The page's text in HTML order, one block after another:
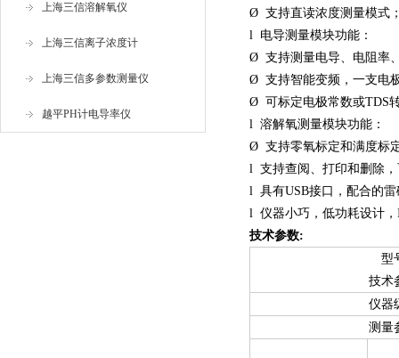
上海三信溶解氧仪
上海三信离子浓度计
上海三信多参数测量仪
越平PH计电导率仪
Ø 支持直读浓度测量模式
l 电导测量模块功能：
Ø 支持测量电导、电阻率
Ø 支持智能变频，一支电
Ø 可标定电极常数或TDS
l 溶解氧测量模块功能：
Ø 支持零氧标定和满度标
l 支持查阅、打印和删除
l 具有USB接口，配合的
l 仪器小巧，低功耗设计，
技术参数:
型
技术
仪器
测量